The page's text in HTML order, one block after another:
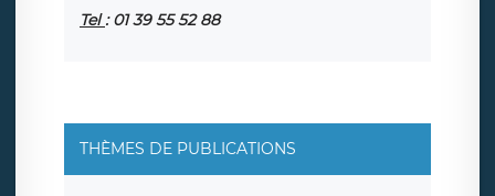
Tel: 01 39 55 52 88
THÈMES DE PUBLICATIONS